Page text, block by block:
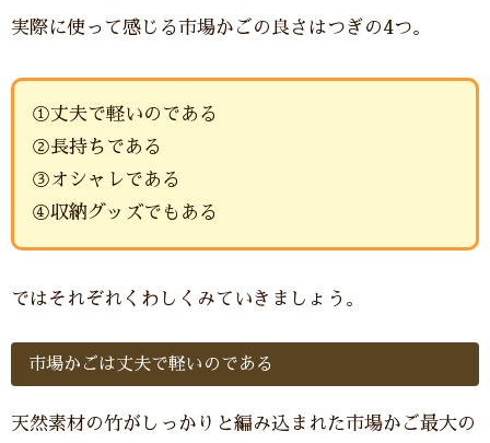
実際に使って感じる市場かごの良さはつぎの4つ。
①丈夫で軽いのである
②長持ちである
③オシャレである
④収納グッズでもある
ではそれぞれくわしくみていきましょう。
市場かごは丈夫で軽いのである
天然素材の竹がしっかりと編み込まれた市場かご最大の